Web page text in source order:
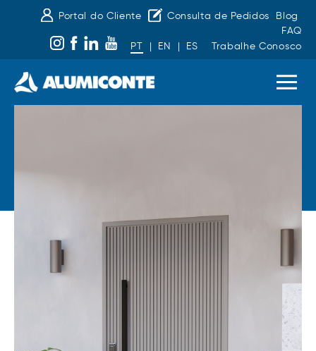
Portal do Cliente Consulta de Pedidos
Blog
FAQ
PT
| EN | ES Trabalhe Conosco